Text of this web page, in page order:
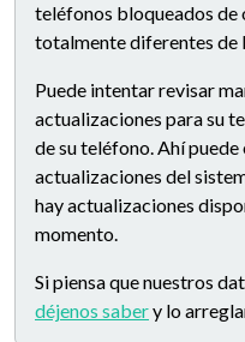
teléfonos bloqueados de
totalmente diferentes de
Puede intentar revisar
actualizaciones para su
de su teléfono. Ahí
actualizaciones del
hay actualizaciones
momento.
Si piensa que nuestros
déjenos sabery lo